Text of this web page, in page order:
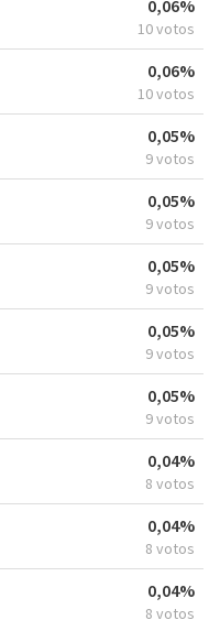
0,06%
10 votos
0,06%
10 votos
0,05%
9 votos
0,05%
9 votos
0,05%
9 votos
0,05%
9 votos
0,05%
9 votos
0,04%
8 votos
0,04%
8 votos
0,04%
8 votos